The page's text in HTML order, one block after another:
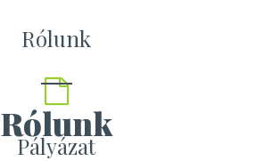
Rólunk
Pályázat
Rólunk